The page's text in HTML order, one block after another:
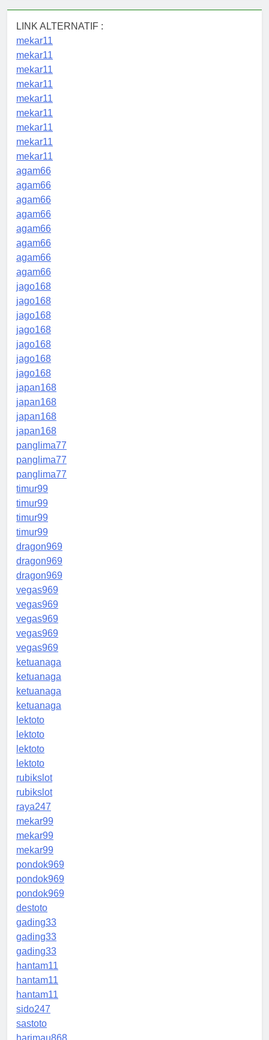
LINK ALTERNATIF :
mekar11
mekar11
mekar11
mekar11
mekar11
mekar11
mekar11
mekar11
mekar11
agam66
agam66
agam66
agam66
agam66
agam66
agam66
agam66
jago168
jago168
jago168
jago168
jago168
jago168
jago168
japan168
japan168
japan168
japan168
panglima77
panglima77
panglima77
timur99
timur99
timur99
timur99
dragon969
dragon969
dragon969
vegas969
vegas969
vegas969
vegas969
vegas969
ketuanaga
ketuanaga
ketuanaga
ketuanaga
lektoto
lektoto
lektoto
lektoto
rubikslot
rubikslot
raya247
mekar99
mekar99
mekar99
pondok969
pondok969
pondok969
destoto
gading33
gading33
gading33
hantam11
hantam11
hantam11
sido247
sastoto